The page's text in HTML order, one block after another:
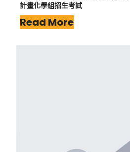
計畫化學組招生考試
Read More